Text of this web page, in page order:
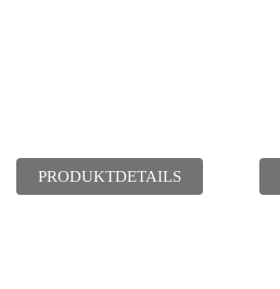
PRODUKTDETAILS